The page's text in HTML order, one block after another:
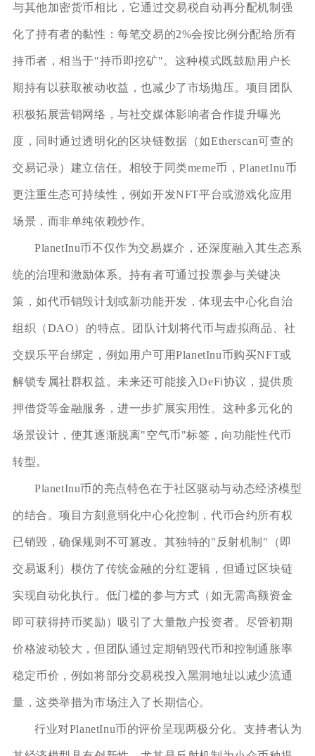
与其他加密货币相比，它通过交易税自动再分配机制强
化了持有者的黏性：每笔交易的2%会按比例分配给所有
持币者，相当于"持币即挖矿"。这种模式既鼓励用户长
期持有以获取被动收益，也减少了市场抛压。项目团队
积极拓展营销网络，与社交媒体影响者合作提升曝光
度，同时通过透明化的区块链数据（如Etherscan可查的
交易记录）建立信任。相较于同类meme币，PlanetInu币
更注重生态可持续性，例如开发NFT平台或游戏化应用
场景，而非单纯依赖炒作。
PlanetInu币不仅作为交易媒介，还深度融入其生态系
统的治理和激励体系。持有者可通过投票参与关键决
策，如代币销毁计划或新功能开发，体现去中心化自治
组织（DAO）的特点。团队计划将代币与虚拟商品、社
交娱乐平台绑定，例如用户可用PlanetInu币购买NFT或
解锁专属社群权益。未来还可能接入DeFi协议，提供质
押借贷等金融服务，进一步扩展实用性。这种多元化的
场景设计，使其逐渐脱离"空气币"标签，向功能性代币
转型。
PlanetInu币的亮点特色在于社区驱动与动态经济模型
的结合。项目方刻意弱化中心化控制，代币合约所有权
已销毁，确保规则不可篡改。其独特的"反射机制"（即
交易返利）模仿了传统金融的分红逻辑，但通过区块链
实现自动化执行。低门槛的参与方式（如无需高额资金
即可获得持币奖励）吸引了大量散户投资者。尽管初期
价格波动较大，但团队通过定期销毁代币和控制通胀率
稳定币价，例如将部分交易税投入黑洞地址以减少流通
量，这类举措为市场注入了长期信心。
行业对PlanetInu币的评价呈现两极分化。支持者认为